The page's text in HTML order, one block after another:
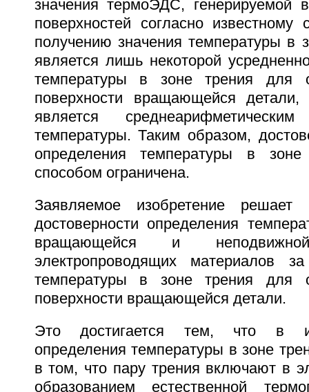
значения термоЭДС, генерируемой
поверхностей согласно известному
получению значения температуры в
является лишь некоторой
температуры в зоне трения для
поверхности вращающейся
является
температуры. Таким образом,
определения температуры в
способом ограничена.
Заявляемое изобретение решает
достоверности определения
вращающейся и
электропроводящих материалов
температуры в зоне трения для
поверхности вращающейся детали.
Это достигается тем, что в
определения температуры в зоне
в том, что пару трения включают в
образованием естественной